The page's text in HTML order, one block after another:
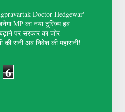
Doctor Hedgewar'
MP का नया टूरिज्म हब
पर सरकार का जोर
रानी अब निवेश की महारानी!
6